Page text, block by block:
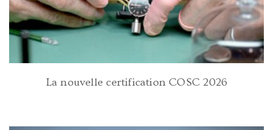
La nouvelle certification COSC 2026